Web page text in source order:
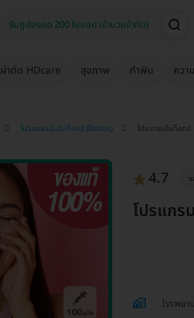
ผ่าตัด HDcare สุขภาพ ทำฟัน ควา
โปรแกรมฉีดโบท็อกซ์ (Botox) โปรแกรมโบท็อก
4.7
โปรแกร
โรงพยา